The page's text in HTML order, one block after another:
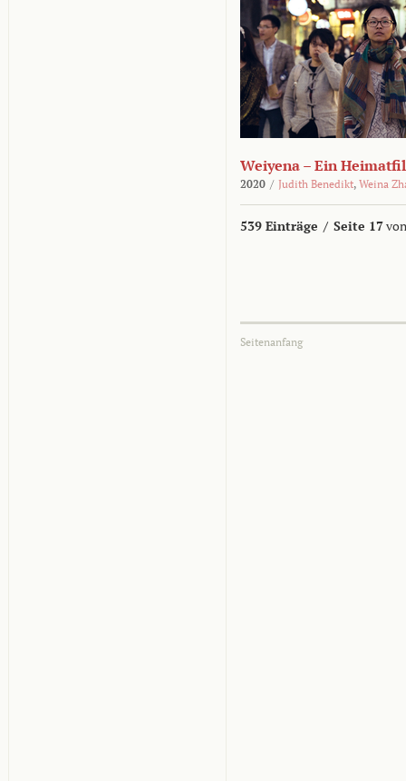
Weiyena – Ein
2020 / Judith Benedikt, Weina
539 Einträge / Seite 17
Seitenanfang